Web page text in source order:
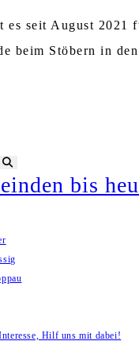
seit August 2021
beim Stöbern in den
starten
bis
Hilf uns mit dabei!